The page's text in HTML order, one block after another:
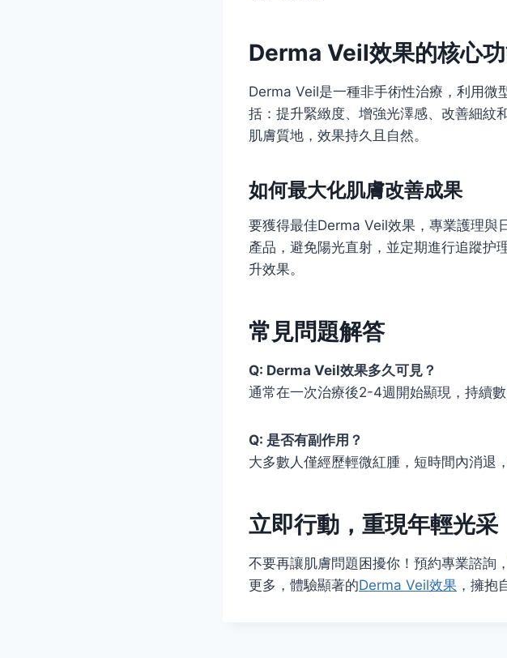
Derma Veil效果的核心
Derma Veil是一種非手術性治療，利用微
括：提升緊緻度、增強光澤感、改善細紋
肌膚質地，效果持久且自然。
如何最大化肌膚改善成果
要獲得最佳Derma Veil效果，專業護理與
產品，避免陽光直射，並定期進行追蹤护
升效果。
常見問題解答
Q: Derma Veil效果多久可見？
通常在一次治療後2-4週開始顯現，持續數
Q: 是否有副作用？
大多數人僅經歷輕微紅腫，短時間內消退
立即行動，重現年輕光采
不要再讓肌膚問題困擾你！預約專業諮詢
更多，體驗顯著的Derma Veil效果 ，擁抱